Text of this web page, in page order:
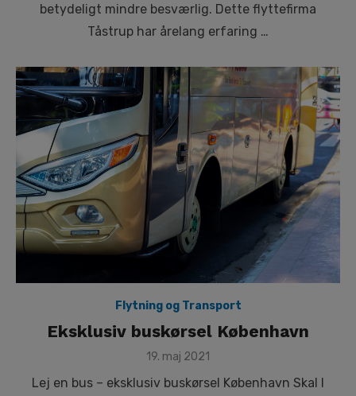
betydeligt mindre besværlig. Dette flyttefirma
Tåstrup har årelang erfaring …
Flytning og Transport
Eksklusiv buskørsel København
Posted
19. maj 2021
Lej en bus – eksklusiv buskørsel København Skal I